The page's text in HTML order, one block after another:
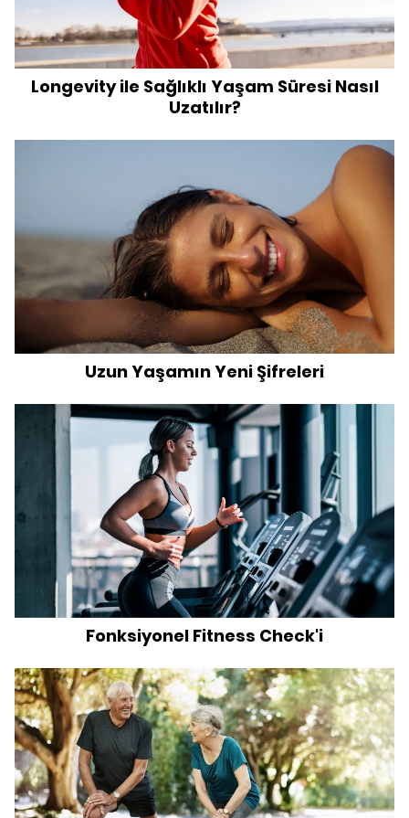
Longevity ile Sağlıklı Yaşam Süresi Nasıl
Uzatılır?
Uzun Yaşamın Yeni Şifreleri
Fonksiyonel Fitness Check'i